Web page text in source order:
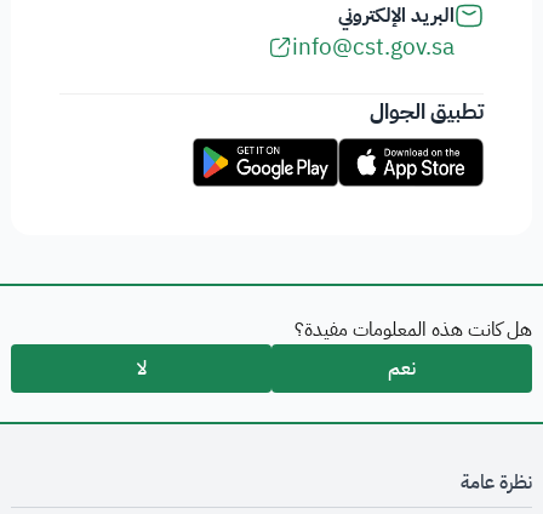
البريد الإلكتروني
info@cst.gov.sa
تطبيق الجوال
هل كانت هذه المعلومات مفيدة؟
نعم
لا
نظرة عامة